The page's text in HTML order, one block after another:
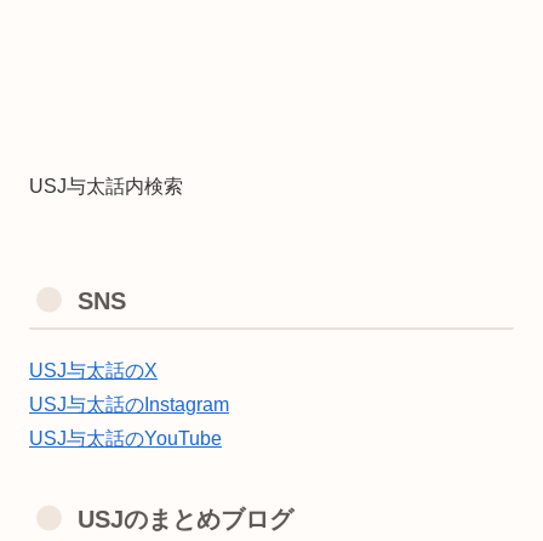
USJ与太話内検索
SNS
USJ与太話のX
USJ与太話のInstagram
USJ与太話のYouTube
USJのまとめブログ